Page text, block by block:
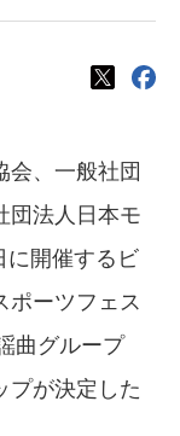
会、一般社団
団法人日本モ
に開催するビ
ポーツフェス
曲グループ
プが決定した